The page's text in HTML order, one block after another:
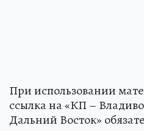
При использовании
ссылка на «КП –
Дальний Восток»